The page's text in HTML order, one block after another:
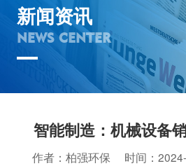
新闻资讯
NEWS CENTER
智能制造：机械设备
作者：柏强环保 时间：